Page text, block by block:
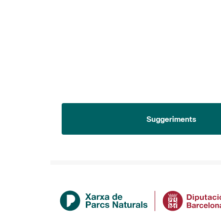
Suggeriments